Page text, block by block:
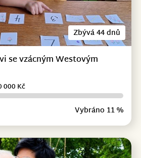
Zbývá 44 dnů
se vzácným Westovým
Vybráno 11 %
000 Kč